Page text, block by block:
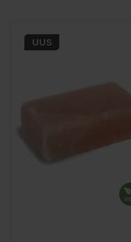
UUS